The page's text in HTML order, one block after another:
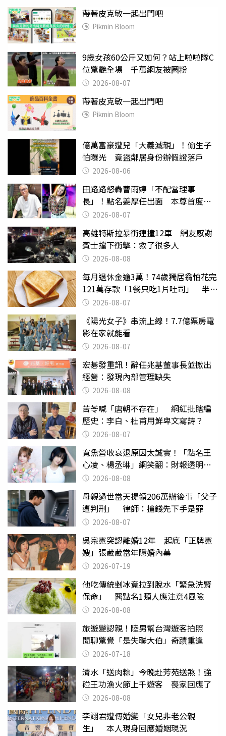
帶著皮克敏一起出門吧
Pikmin Bloom
9歲女孩60公斤又如何？站上啦啦隊C
位驚艷全場 千萬網友被圈粉
2026-08-07
帶著皮克敏一起出門吧
Pikmin Bloom
億萬富豪遭兒「大義滅親」！偷生子
怕曝光 竟盜鄰居身份辦假證落戶
2026-08-06
田路路怒轟曹雨婷「不配當理事
長」！點名姜厚任出面 本尊首度回
應了2026-08-07
高雄特斯拉暴衝連撞12車 網友感謝
賓士擋下衝擊：救了很多人
2026-08-08
每月退休金逾3萬！74歲獨居翁怕花完
121萬存款「1餐只吃1片吐司」 半年
後暴瘦嚇壞女兒
2026-08-07
《陽光女子》串流上線！7.7億票房電
影在家就能看
2026-08-07
宏碁發重訊！辭任兆基董事長並撤出
經營：發現內部管理缺失
2026-08-08
苦苓喊「唐朝不存在」 網紅批瞎編
歷史：李白、杜甫用鮮卑文寫詩？
2026-08-07
寬魚營收衰退原因太誠實！「點名王
心凌、楊丞琳」網笑翻：財報透明度
滿分2026-08-08
母親過世當天提領206萬辦後事「父子
遭判刑」 律師：搶錢先下手是罪
2026-08-07
吳宗憲突認離婚12年 起底「正牌憲
嫂」張葳葳當年隱婚內幕
2026-07-19
他吃傳統剉冰竟拉到脫水「緊急洗腎
保命」 醫點名1類人應注意4風險
2026-08-08
旅遊變認親！陸男幫台灣遊客拍照
閒聊驚覺「是失聯大伯」奇蹟重逢
2026-07-18
清水「送肉粽」今晚赴芳苑送煞！強
碰王功漁火節上千遊客 喪家回應了
2026-08-08
李翊君遭傳婚變「女兒非老公親
生」 本人現身回應婚姻現況